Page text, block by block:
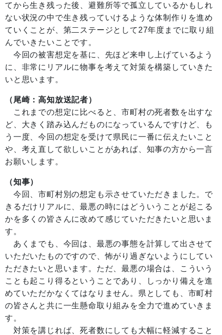
てから生き残った後、避難所等で孤立しているかもしれ
ない状況の中で生き残っていけるような体制作りを進め
ていくことが、第二ステージとして27年度までに取り組
んでいきたいことです。
今回の被害想定を基に、先ほど来申し上げているよう
に、非常にリアルに物事を考えて対策を構築していきた
いと思います。
（尾崎：高知放送記者）
これまでの想定に比べると、市町村の死者数を出すな
ど、大きく踏み込んだものになっているんですけど、も
う一度、今回の想定を受けて県民に一番に伝えたいこと
や、考え直して欲しいことがあれば、知事の方から一言
お願いします。
（知事）
今回、市町村別の想定も示させていただきました。で
きるだけリアルに、最悪の時にはどういうことが起こる
かを多くの皆さんに改めて感じていただきたいと思いま
す。
あくまでも、今回は、最悪の事態を計算して出させて
いただいたものですので、怖がり過ぎないようにしてい
ただきたいと思います。ただ、最悪の場合は、こういう
ことも起こり得るということであり、しっかり備えを進
めていただかなくてはなりません。県としても、市町村
の皆さんと共に一生懸命取り組みを全力で進めていきま
す。
対策を講じれば、死者数にしても大幅に軽減すること